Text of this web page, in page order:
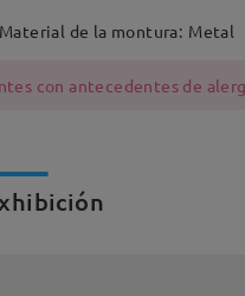
Material de la montura: Metal
con antecedentes de